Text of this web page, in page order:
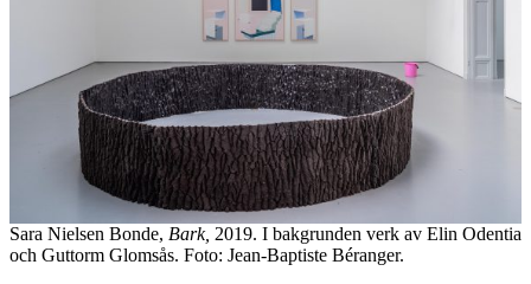
Sara Nielsen Bonde, Bark, 2019. I bakgrunden verk av Elin Odentia
och Guttorm Glomsås. Foto: Jean-Baptiste Béranger.